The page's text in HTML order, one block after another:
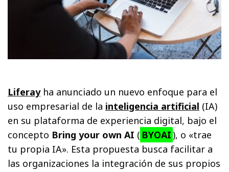
Liferayha anunciado un nuevo enfoque para el
uso empresarial de la inteligencia artificial (IA)
en su plataforma de experiencia digital, bajo el
concepto Bring your own AI ( BYOAI), o «trae
tu propia IA». Esta propuesta busca facilitar a
las organizaciones la integración de sus propios